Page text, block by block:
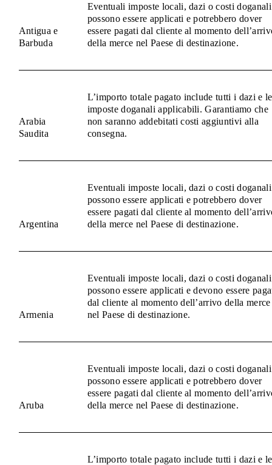
Antigua e
Barbuda
Eventuali imposte locali, dazi o costi doganali
possono essere applicati e potrebbero dover
essere pagati dal cliente al momento
della merce nel Paese di destinazione.
Arabia
Saudita
L’importo totale pagato include tutti i dazi e le
imposte doganali applicabili. Garantiamo che
non saranno addebitati costi aggiuntivi alla
consegna.
Argentina
Eventuali imposte locali, dazi o costi doganali
possono essere applicati e potrebbero dover
essere pagati dal cliente al momento
della merce nel Paese di destinazione.
Armenia
Eventuali imposte locali, dazi o costi doganali
possono essere applicati e devono essere
dal cliente al momento dell’arrivo della merce
nel Paese di destinazione.
Aruba
Eventuali imposte locali, dazi o costi doganali
possono essere applicati e potrebbero dover
essere pagati dal cliente al momento
della merce nel Paese di destinazione.
L’importo totale pagato include tutti i dazi e le